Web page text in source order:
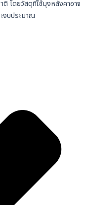
โดยวัสดุที่ใช้มุงหลังคาอาจ
งบประมาณ